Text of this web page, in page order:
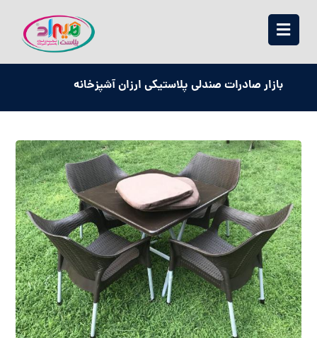
بازار صادرات صندلی پلاستیکی ارزان آشپزخانه